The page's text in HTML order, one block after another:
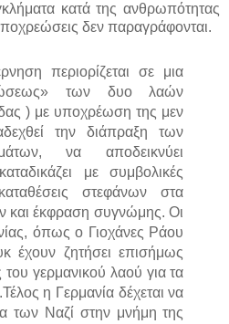
κατά της ανθρωπότητας
δεν παραγράφονται.
περιορίζεται σε μια
των δυο λαών
) με υποχρέωση της μεν
την διάπραξη των
να αποδεικνύει
με συμβολικές
στεφάνων στα
και έκφραση συγνώμης. Οι
όπως ο Γιοχάνες Ράου
έχουν ζητήσει επισήμως
γερμανικού λαού για τα
η Γερμανία δέχεται να
των Ναζί στην μνήμη της